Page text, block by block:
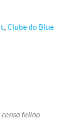
, Clube do Blue
censo felino